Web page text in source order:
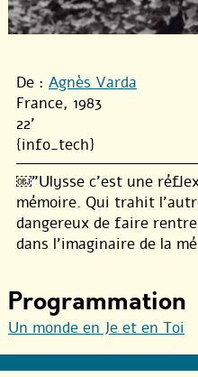
De : Agnès Varda
France, 1983
22'
{info_tech}
￼"Ulysse c’est une
mémoire. Qui trahit
dangereux de faire
dans l’imaginaire de la
Programmation
Un monde en Je et en Toi